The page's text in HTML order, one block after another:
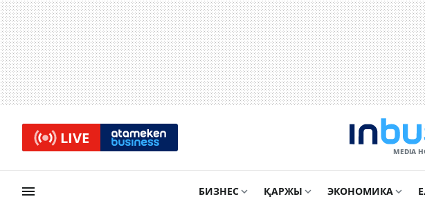
LIVE
MEDIA
БИЗНЕС ҚАРЖЫ ЭКОНОМИКА